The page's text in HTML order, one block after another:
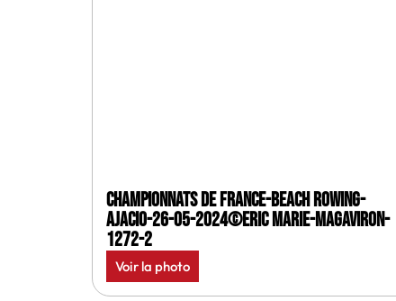
Championnats de France-Beach rowing-
Ajacio-26-05-2024©Eric Marie-MagAviron-
1272-2
Voir la photo